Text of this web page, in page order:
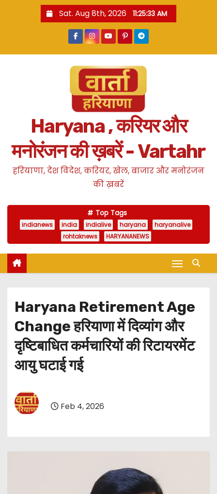
Sat. Aug 8th, 2026 11:25:34 AM
Haryana , करियर और
मनोरंजन की ख़बरें - Vartahr
हरियाणा, देश विदेश, करियर, खेल, बाजार और मनोरंजन
की ख़बरें
Top Tags
indianews india indialive haryana
haryanalive
rohtaknews
HARYANANEWS
Haryana Retirement Age
Change हरियाणा में दिव्यांग और
दृष्टिबाधित कर्मचारियों की रिटायरमेंट
आयु घटाई गई
Feb 4, 2026